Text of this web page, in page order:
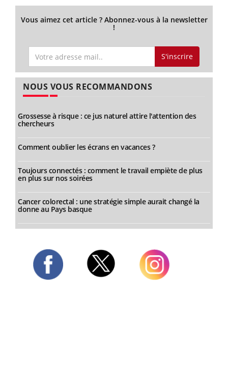
Vous aimez cet article ? Abonnez-vous à la newsletter
!
S'inscrire
NOUS VOUS RECOMMANDONS
Grossesse à risque : ce jus naturel attire l'attention des
chercheurs
Comment oublier les écrans en vacances ?
Toujours connectés : comment le travail empiète de plus
en plus sur nos soirées
Cancer colorectal : une stratégie simple aurait changé la
donne au Pays basque